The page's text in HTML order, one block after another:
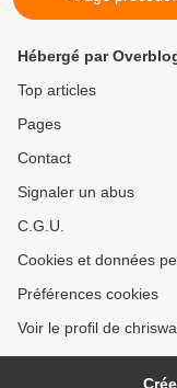
Hébergé par
Top articles
Pages
Contact
Signaler un abus
C.G.U.
Cookies et données
Préférences cookies
Voir le profil de